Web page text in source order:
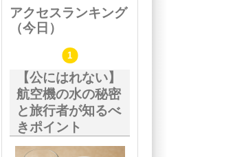
アクセスランキング
（今日）
【公にはれない】
航空機の水の秘密
と旅行者が知るべ
きポイント